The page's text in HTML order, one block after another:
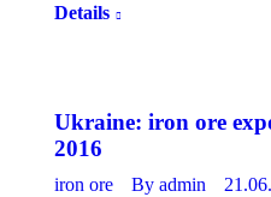
Details
Ukraine: iron ore
2016
iron ore By admin